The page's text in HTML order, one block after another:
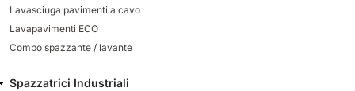
Lavasciuga pavimenti a cavo
Lavapavimenti ECO
Combo spazzante / lavante
Spazzatrici Industriali